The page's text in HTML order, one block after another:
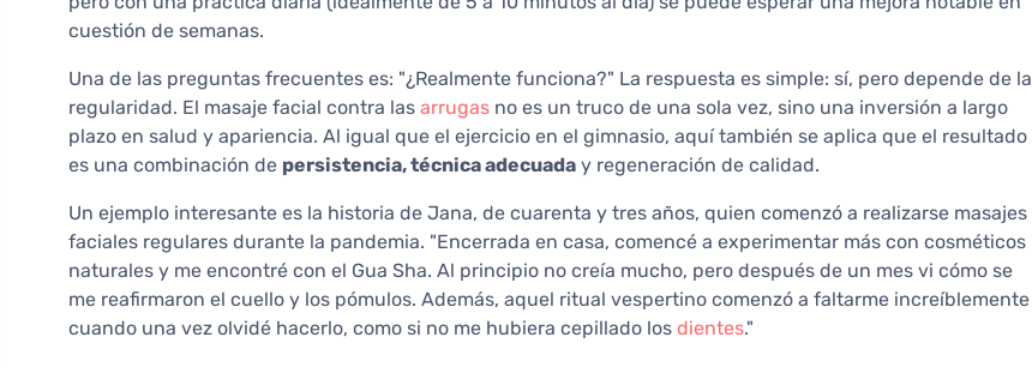
cuestión de semanas.
Una de las preguntas frecuentes es: "¿Realmente funciona?" La respuesta es simple: sí, pero depende de la
regularidad. El masaje facial contra las arrugas no es un truco de una sola vez, sino una inversión a largo
plazo en salud y apariencia. Al igual que el ejercicio en el gimnasio, aquí también se aplica que el resultado
es una combinación de persistencia, técnica adecuada y regeneración de calidad.
Un ejemplo interesante es la historia de Jana, de cuarenta y tres años, quien comenzó a realizarse masajes
faciales regulares durante la pandemia. "Encerrada en casa, comencé a experimentar más con cosméticos
naturales y me encontré con el Gua Sha. Al principio no creía mucho, pero después de un mes vi cómo se
me reafirmaron el cuello y los pómulos. Además, aquel ritual vespertino comenzó a faltarme increíblemente
cuando una vez olvidé hacerlo, como si no me hubiera cepillado los dientes."